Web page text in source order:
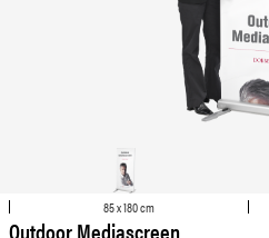
85 x 180 cm
Outdoor Mediascreen